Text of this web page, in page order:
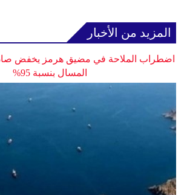
المزيد من الأخبار
اضطراب الملاحة في مضيق هرمز يخفض
المسال بنسبة 95%